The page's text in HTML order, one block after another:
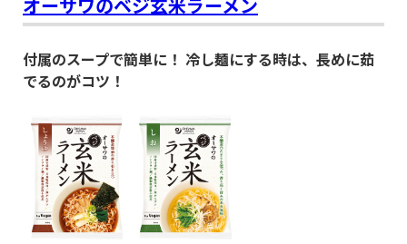
オーサワのベジ玄米ラーメン
付属のスープで簡単に！ 冷し麺にする時は、長めに茹
でるのがコツ！